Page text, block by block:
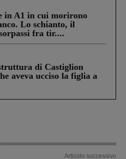
in A1 in cui morirono
Lo schianto, il
fra tir....
di Castiglion
aveva ucciso la figlia a
Articolo successivo